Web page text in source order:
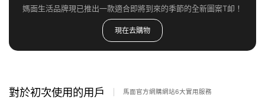
媽面生活品牌現已推出一款適合即將到來的季節的全新圖案T卹！
現在去購物
對於初次使用的用戶 馬面官方網購網站6大實用服務